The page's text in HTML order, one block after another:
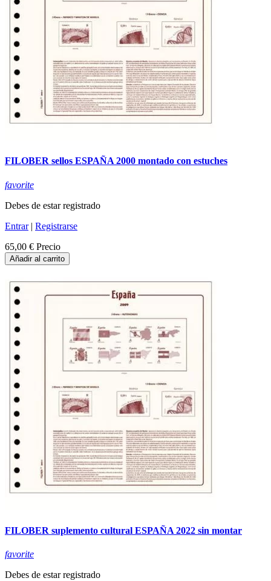
FILOBER sellos ESPAÑA 2000 montado con estuches
favorite
Debes de estar registrado
Entrar| Registrarse
65,00 € Precio
Añadir al carrito
FILOBER suplemento cultural ESPAÑA 2022 sin montar
favorite
Debes de estar registrado